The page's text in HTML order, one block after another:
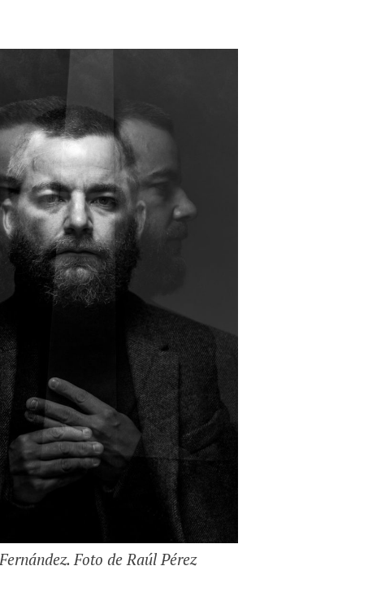
Foto de Raúl Pérez